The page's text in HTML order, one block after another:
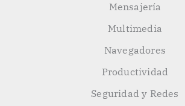
Mensajería
Multimedia
Navegadores
Productividad
Seguridad y Redes